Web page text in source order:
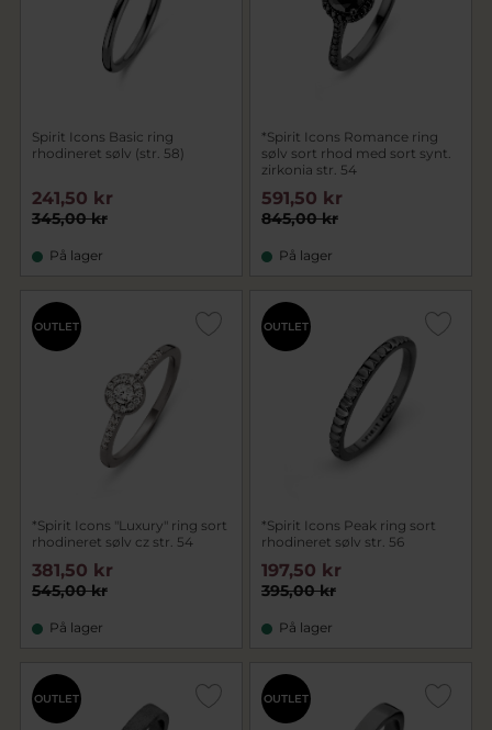
Spirit Icons Basic ring
rhodineret sølv (str. 58)
345,00 kr
241,50 kr
På lager
*Spirit Icons Romance ring
sølv sort rhod med sort synt.
zirkonia str. 54
845,00 kr
591,50 kr
På lager
OUTLET
*Spirit Icons "Luxury" ring sort
rhodineret sølv cz str. 54
545,00 kr
381,50 kr
På lager
OUTLET
*Spirit Icons Peak ring sort
rhodineret sølv str. 56
395,00 kr
197,50 kr
På lager
OUTLET OUTLET